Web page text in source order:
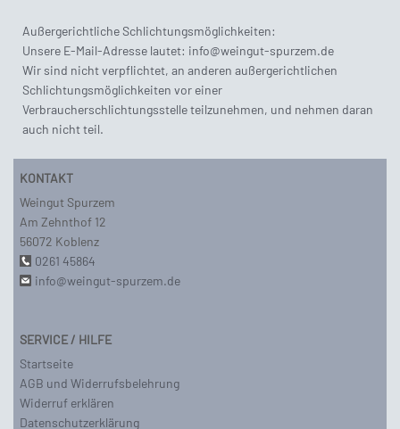
Außergerichtliche Schlichtungsmöglichkeiten:
Unsere E-Mail-Adresse lautet: info@weingut-spurzem.de
Wir sind nicht verpflichtet, an anderen außergerichtlichen
Schlichtungsmöglichkeiten vor einer
Verbraucherschlichtungsstelle teilzunehmen, und nehmen daran
auch nicht teil.
KONTAKT
Weingut Spurzem
Am Zehnthof 12
56072 Koblenz
0261 45864
info@weingut-spurzem.de
SERVICE / HILFE
Startseite
AGB und Widerrufsbelehrung
Widerruf erklären
Datenschutzerklärung